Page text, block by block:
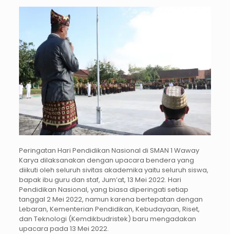
Peringatan Hari Pendidikan Nasional di SMAN 1 Waway
Karya dilaksanakan dengan upacara bendera yang
diikuti oleh seluruh sivitas akademika yaitu seluruh siswa,
bapak ibu guru dan staf, Jum’at, 13 Mei 2022. Hari
Pendidikan Nasional, yang biasa diperingati setiap
tanggal 2 Mei 2022, namun karena bertepatan dengan
Lebaran, Kementerian Pendidikan, Kebudayaan, Riset,
dan Teknologi (Kemdikbudristek) baru mengadakan
upacara pada 13 Mei 2022.